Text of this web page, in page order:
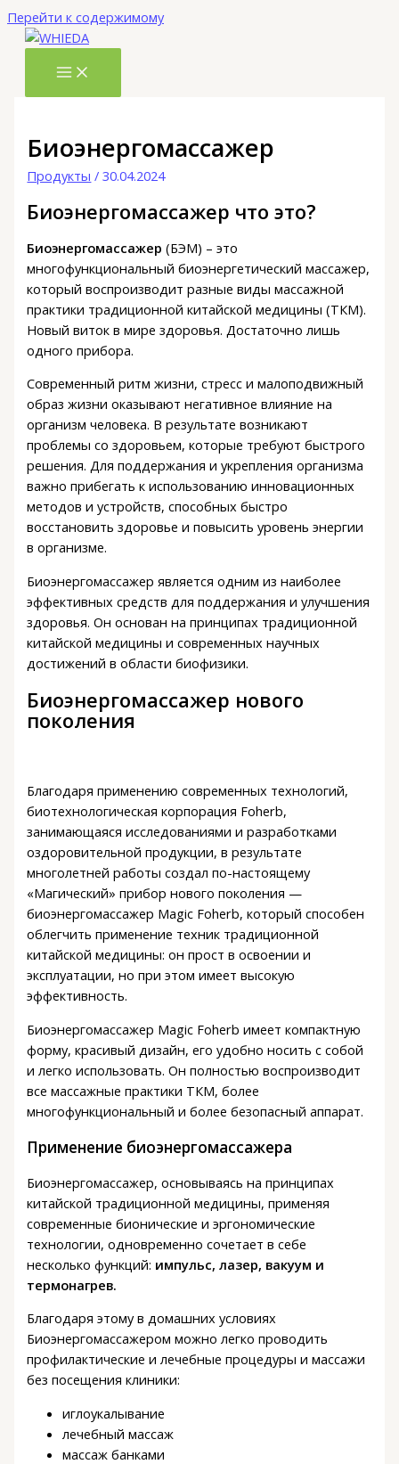
Перейти к содержимому
Биоэнергомассажер
Продукты /30.04.2024
Биоэнергомассажер что это?
Биоэнергомассажер (БЭМ) – это
многофункциональный биоэнергетический массажер,
который воспроизводит разные виды массажной
практики традиционной китайской медицины (ТКМ).
Новый виток в мире здоровья. Достаточно лишь
одного прибора.
Современный ритм жизни, стресс и малоподвижный
образ жизни оказывают негативное влияние на
организм человека. В результате возникают
проблемы со здоровьем, которые требуют быстрого
решения. Для поддержания и укрепления организма
важно прибегать к использованию инновационных
методов и устройств, способных быстро
восстановить здоровье и повысить уровень энергии
в организме.
Биоэнергомассажер является одним из наиболее
эффективных средств для поддержания и улучшения
здоровья. Он основан на принципах традиционной
китайской медицины и современных научных
достижений в области биофизики.
Биоэнергомассажер нового
поколения
Благодаря применению современных технологий,
биотехнологическая корпорация Foherb,
занимающаяся исследованиями и разработками
оздоровительной продукции, в результате
многолетней работы создал по-настоящему
«Магический» прибор нового поколения —
биоэнергомассажер Magic Foherb, который способен
облегчить применение техник традиционной
китайской медицины: он прост в освоении и
эксплуатации, но при этом имеет высокую
эффективность.
Биоэнергомассажер Magic Foherb имеет компактную
форму, красивый дизайн, его удобно носить с собой
и легко использовать. Он полностью воспроизводит
все массажные практики ТКМ, более
многофункциональный и более безопасный аппарат.
Применение биоэнергомассажера
Биоэнергомассажер, основываясь на принципах
китайской традиционной медицины, применяя
современные бионические и эргономические
технологии, одновременно сочетает в себе
несколько функций: импульс, лазер, вакуум и
термонагрев.
Благодаря этому в домашних условиях
Биоэнергомассажером можно легко проводить
профилактические и лечебные процедуры и массажи
без посещения клиники:
иглоукалывание
лечебный массаж
массаж банками